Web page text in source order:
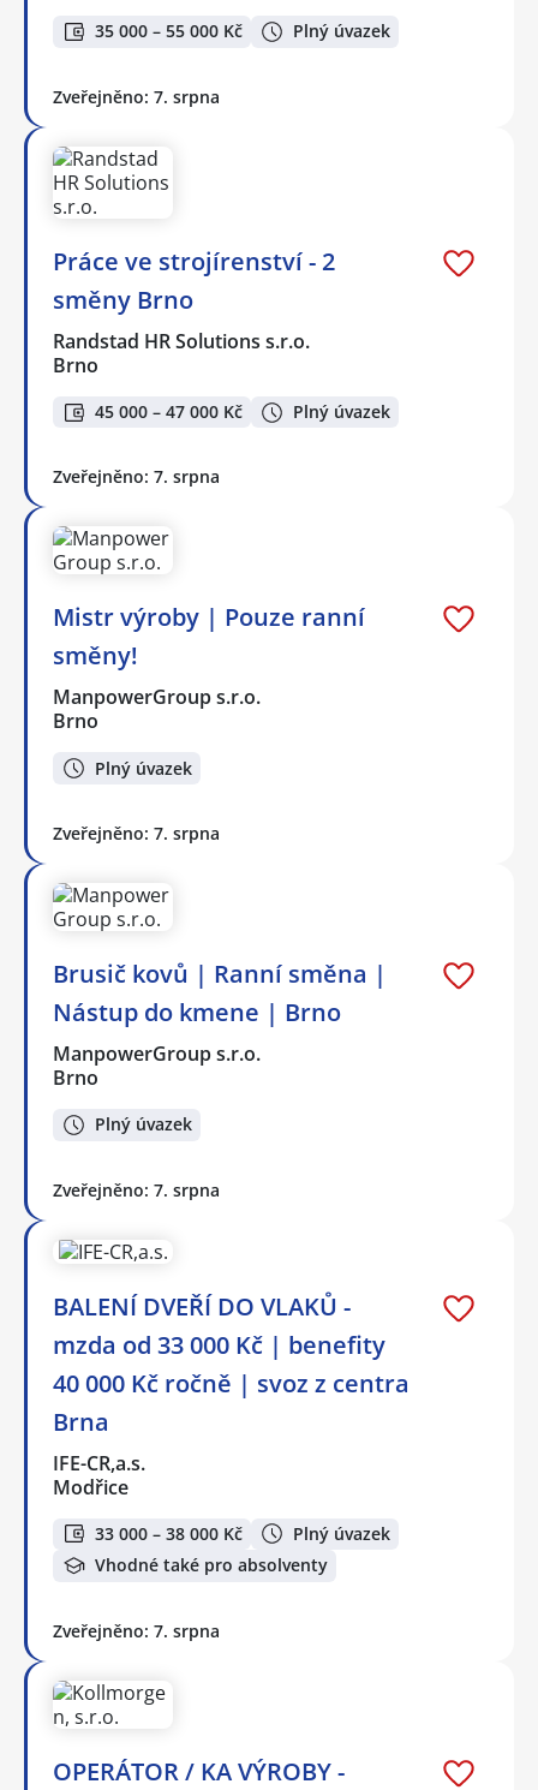
35 000 – 55 000 Kč Plný úvazek
Zveřejněno: 7. srpna
Práce ve strojírenství - 2
směny Brno
Randstad HR Solutions s.r.o.
Brno
45 000 – 47 000 Kč Plný úvazek
Zveřejněno: 7. srpna
Mistr výroby | Pouze ranní
směny!
ManpowerGroup s.r.o.
Brno
Plný úvazek
Zveřejněno: 7. srpna
Brusič kovů | Ranní směna |
Nástup do kmene | Brno
ManpowerGroup s.r.o.
Brno
Plný úvazek
Zveřejněno: 7. srpna
BALENÍ DVEŘÍ DO VLAKŮ -
mzda od 33 000 Kč | benefity
40 000 Kč ročně | svoz z centra
Brna
IFE-CR,a.s.
Modřice
33 000 – 38 000 Kč
Plný úvazek
Vhodné také pro absolventy
Zveřejněno: 7. srpna
OPERÁTOR / KA VÝROBY -